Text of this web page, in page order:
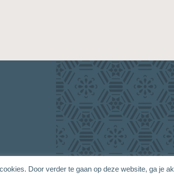
Door verder te gaan op deze website, ga je